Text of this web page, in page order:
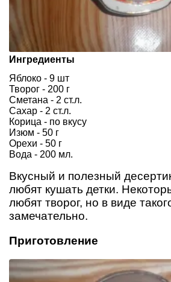
Ингредиенты
Яблоко - 9 шт
Творог - 200 г
Сметана - 2 ст.л.
Сахар - 2 ст.л.
Корица - по вкусу
Изюм - 50 г
Орехи - 50 г
Вода - 200 мл.
Вкусный и полезный
любят кушать детки.
любят творог, но в виде
замечательно.
Приготовление